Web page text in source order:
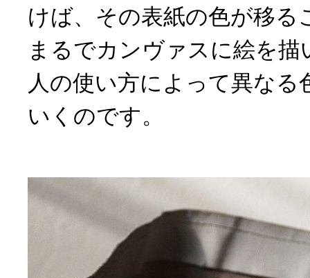
けば、その表紙の色が移る
まるでカンヴァスに絵を
人の使い方によって異なる
いくのです。